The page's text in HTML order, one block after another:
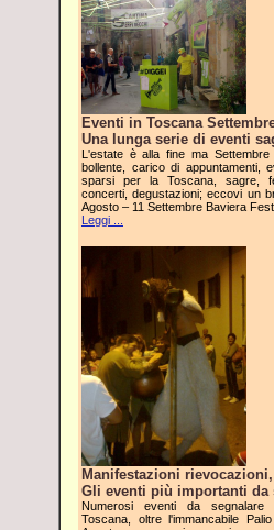
Eventi in Toscana
Una lunga serie di eventi
L'estate è alla fine ma Settembre
bollente, carico di appuntamenti,
sparsi per la Toscana, sagre,
concerti, degustazioni; eccovi un
Agosto – 11 Settembre Baviera
Leggi ...
Manifestazioni
Gli eventi più importanti da
Numerosi eventi da
Toscana, oltre l'immancabile